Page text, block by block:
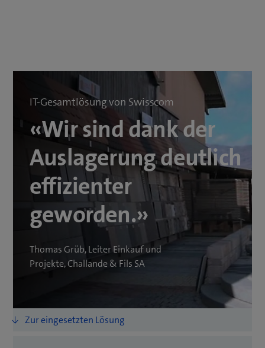
IT-Gesamtlösung von Swisscom
«Wir sind dank der
Auslagerung deutlich
effizienter
geworden.»
Thomas Grüb, Leiter Einkauf und
Projekte, Challande & Fils SA